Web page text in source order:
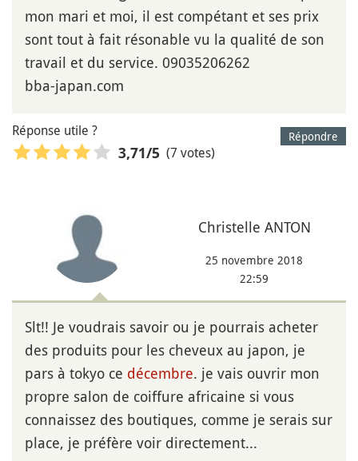
mon mari et moi, il est compétant et ses prix
sont tout à fait résonable vu la qualité de son
travail et du service. 09035206262
bba-japan.com
Répondre
Réponse utile ?
3,71/5 (7 votes)
Christelle ANTON
25 novembre 2018
22:59
Slt!! Je voudrais savoir ou je pourrais acheter
des produits pour les cheveux au japon, je
pars à tokyo ce décembre. je vais ouvrir mon
propre salon de coiffure africaine si vous
connaissez des boutiques, comme je serais sur
place, je préfère voir directement...